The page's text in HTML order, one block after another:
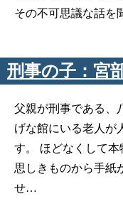
その不可思議な話を
刑事の子：宮
父親が刑事である、
げな館にいる老人が
す。 ほどなくして
思しきものから手紙
せ…